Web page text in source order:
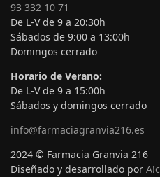
93 332 10 71
De L-V de 9 a 20:30h
Sábados de 9:00 a 13:00h
Domingos cerrado
Horario de Verano:
De L-V de 9 a 15:00h
Sábados y domingos cerrado
info@farmaciagranvia216.es
2024 © Farmacia Granvia 216
Diseñado y desarrollado por